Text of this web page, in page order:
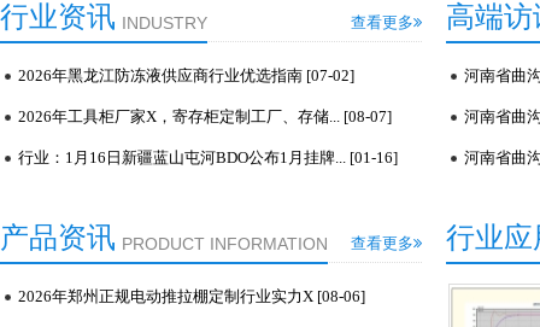
行业资讯 INDUSTRY 查看更多
2026年黑龙江防冻液供应商行业优选指南 [07-02]
2026年工具柜厂家X，寄存柜定制工厂、存储... [08-07]
行业：1月16日新疆蓝山屯河BDO公布1月挂牌... [01-16]
高端访
河南省曲
河南省曲
河南省曲
产品资讯 PRODUCT INFORMATION 查看更多
2026年郑州正规电动推拉棚定制行业实力X [08-06]
行业应